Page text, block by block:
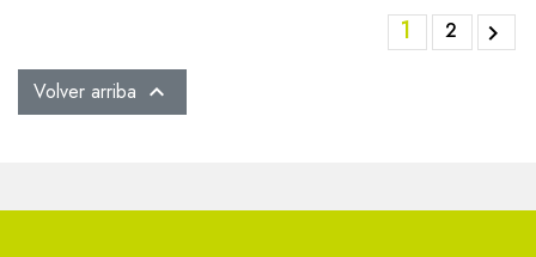
1 2 
Volver arriba 